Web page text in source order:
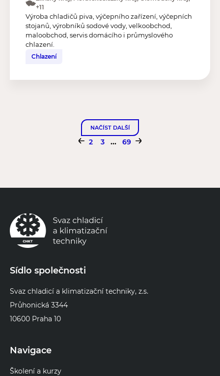
+11
Výroba chladičů piva, výčepního zařízení, výčepních
stojanů, výrobníků sodové vody, velkoobchod,
maloobchod, servis domácího i průmyslového
chlazení.
Chlazení
NAČÍST DALŠÍ
2 3 ... 69
Sídlo společnosti
Svaz chladicí a klimatizační techniky, z.s.
Průhonická 3344
10600 Praha 10
Navigace
Školení a kurzy